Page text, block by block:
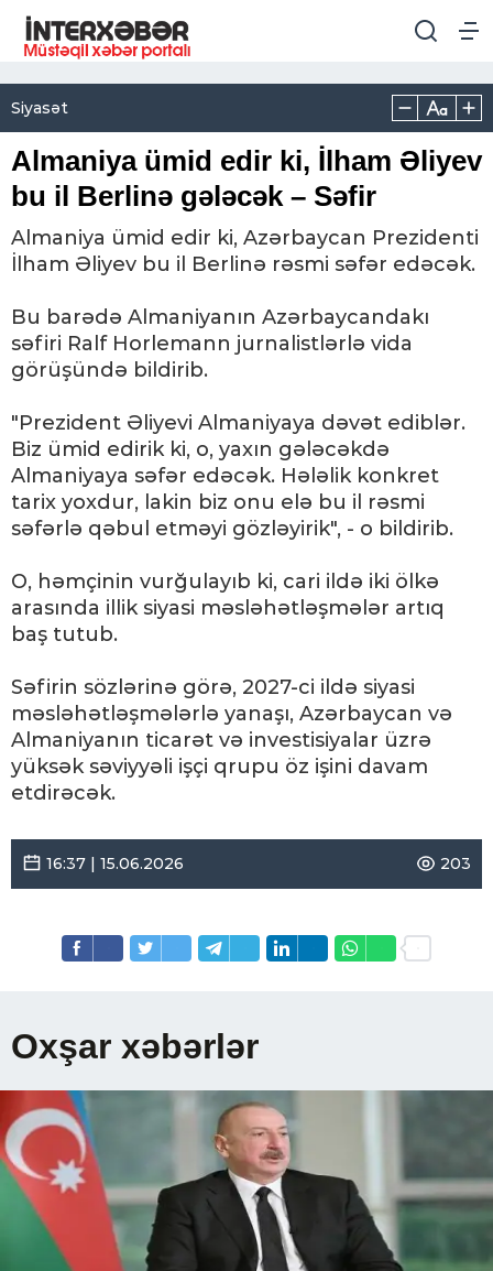
Siyasət
Almaniya ümid edir ki, İlham Əliyev
bu il Berlinə gələcək – Səfir
Almaniya ümid edir ki, Azərbaycan Prezidenti
İlham Əliyev bu il Berlinə rəsmi səfər edəcək.
Bu barədə Almaniyanın Azərbaycandakı
səfiri Ralf Horlemann jurnalistlərlə vida
görüşündə bildirib.
"Prezident Əliyevi Almaniyaya dəvət ediblər.
Biz ümid edirik ki, o, yaxın gələcəkdə
Almaniyaya səfər edəcək. Hələlik konkret
tarix yoxdur, lakin biz onu elə bu il rəsmi
səfərlə qəbul etməyi gözləyirik", - o bildirib.
O, həmçinin vurğulayıb ki, cari ildə iki ölkə
arasında illik siyasi məsləhətləşmələr artıq
baş tutub.
Səfirin sözlərinə görə, 2027-ci ildə siyasi
məsləhətləşmələrlə yanaşı, Azərbaycan və
Almaniyanın ticarət və investisiyalar üzrə
yüksək səviyyəli işçi qrupu öz işini davam
etdirəcək.
16:37 | 15.06.2026 203
Oxşar xəbərlər